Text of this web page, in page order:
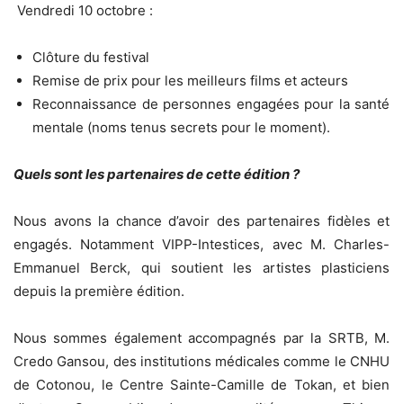
Vendredi 10 octobre :
Clôture du festival
Remise de prix pour les meilleurs films et acteurs
Reconnaissance de personnes engagées pour la santé
mentale (noms tenus secrets pour le moment).
Quels sont les partenaires de cette édition ?
Nous avons la chance d’avoir des partenaires fidèles et
engagés. Notamment VIPP-Intestices, avec M. Charles-
Emmanuel Berck, qui soutient les artistes plasticiens
depuis la première édition.
Nous sommes également accompagnés par la SRTB, M.
Credo Gansou, des institutions médicales comme le CNHU
de Cotonou, le Centre Sainte-Camille de Tokan, et bien